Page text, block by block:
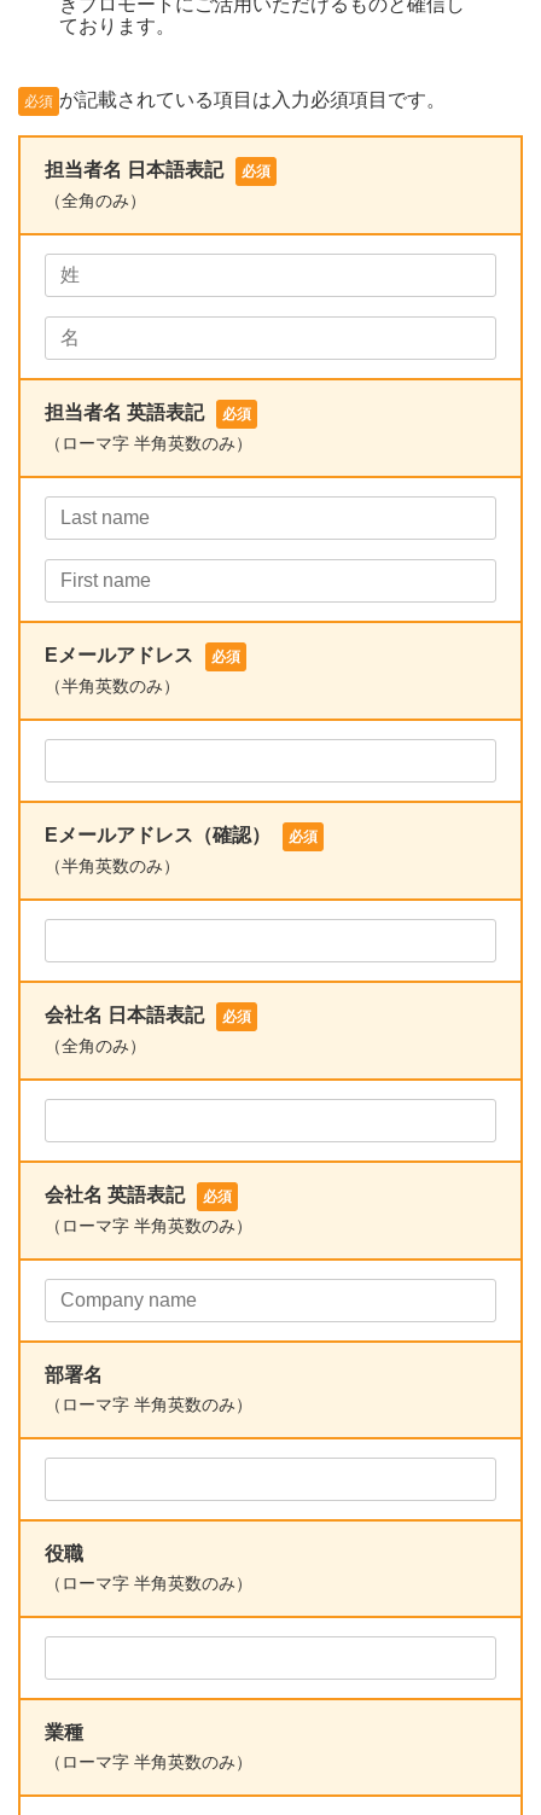
きプロモートにご活用いただけるものと確信し
ております。
必須 が記載されている項目は入力必須項目です。
担当者名 日本語表記 必須
（全角のみ）
担当者名 英語表記 必須
（ローマ字 半角英数のみ）
Eメールアドレス 必須
（半角英数のみ）
Eメールアドレス（確認） 必須
（半角英数のみ）
会社名 日本語表記 必須
（全角のみ）
会社名 英語表記 必須
（ローマ字 半角英数のみ）
部署名
（ローマ字 半角英数のみ）
役職
（ローマ字 半角英数のみ）
業種
（ローマ字 半角英数のみ）